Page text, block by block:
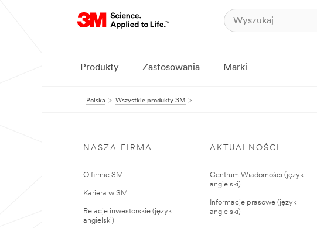
Produkty Zastosowania Marki
Polska Wszystkie produkty 3M
NASZA FIRMA
O firmie 3M
Kariera w 3M
Relacje inwestorskie (język
angielski)
AKTUALNOŚCI
Centrum Wiadomości (język
angielski)
Informacje prasowe (język
angielski)